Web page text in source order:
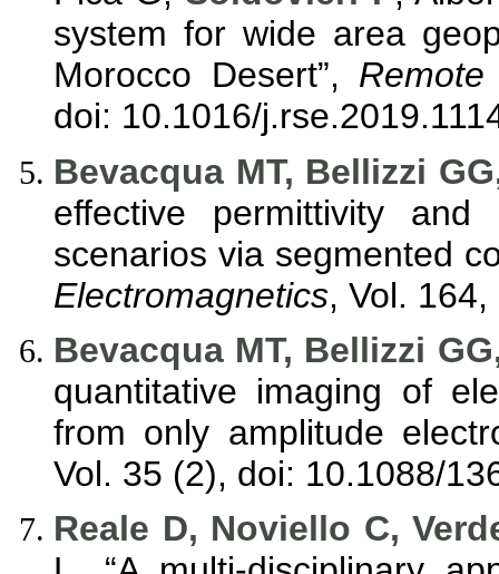
system for wide area
Morocco Desert”,
doi: 10.1016/
Bevacqua MT, Bellizzi
effective permittivity and
scenarios via segmented
Electromagnetics, Vol.
Bevacqua MT, Bellizzi
quantitative imaging of
from only amplitude
Vol. 35 (2), doi: 10.1088/
Reale D, Noviello C,